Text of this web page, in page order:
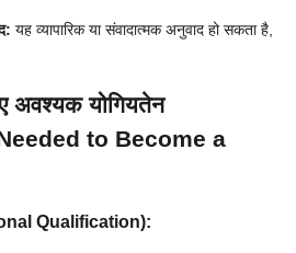
यह व्यापारिक या संवादात्मक अनुवाद हो सकता है,
अवश्यक योगियतेन
to Become a
Qualification):